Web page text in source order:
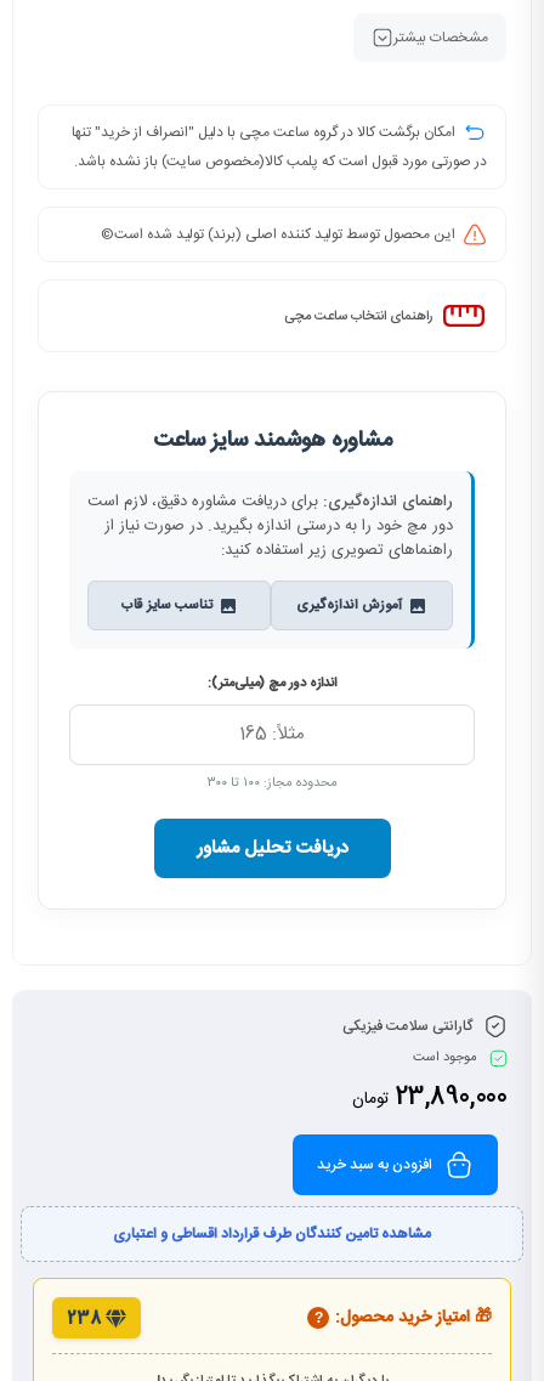
مشخصات بیشتر
امکان برگشت کالا در گروه ساعت مچی با دلیل "انصراف از خرید" تنها
در صورتی مورد قبول است که پلمب کالا(مخصوص سایت) باز نشده باشد.
این محصول توسط تولید کننده اصلی (برند) تولید شده است©️
راهنمای انتخاب ساعت مچی
مشاوره هوشمند سایز ساعت
راهنمای اندازه‌گیری: برای دریافت مشاوره دقیق، لازم است
دور مچ خود را به درستی اندازه بگیرید. در صورت نیاز از
راهنماهای تصویری زیر استفاده کنید:
آموزش اندازه‌گیری تناسب سایز قاب
اندازه دور مچ (میلی‌متر):
محدوده مجاز: ۱۰۰ تا ۳۰۰
دریافت تحلیل مشاور
گارانتی سلامت فیزیکی
موجود است
23,890,000 تومان
افزودن به سبد خرید
مشاهده تامین کنندگان طرف قرارداد اقساطی و اعتباری
🎁 امتیاز خرید محصول: ?
238